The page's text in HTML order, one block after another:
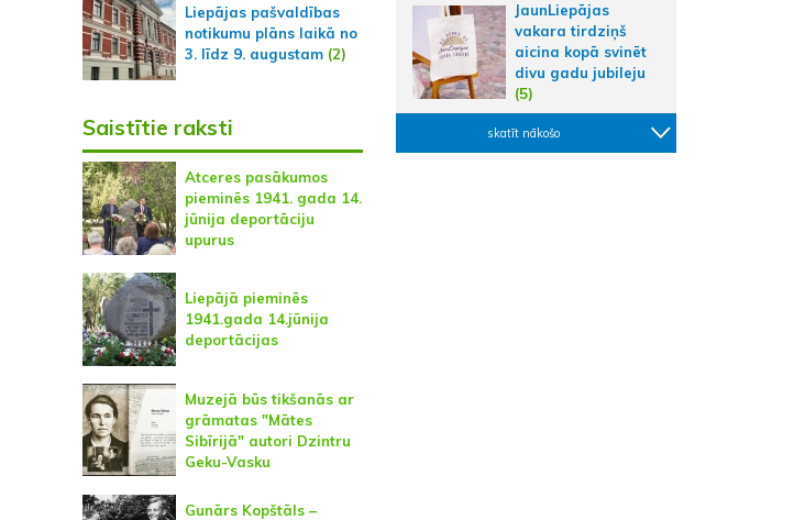
Liepājas pašvaldības
notikumu plāns laikā no
3. līdz 9. augustam(2)
Saistītie raksti
Atceres pasākumos
pieminēs 1941. gada 14.
jūnija deportāciju
upurus
Liepājā pieminēs
1941.gada 14.jūnija
deportācijas
Muzejā būs tikšanās ar
grāmatas "Mātes
Sibīrijā" autori Dzintru
Geku-Vasku
Gunārs Kopštāls –
JaunLiepājas
vakara tirdziņš
aicina kopā svinēt
divu gadu jubileju
(5)
skatīt nākošo